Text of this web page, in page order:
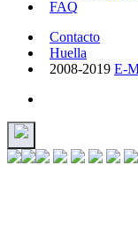
FAQ
Contacto
Huella
2008-2019 E-